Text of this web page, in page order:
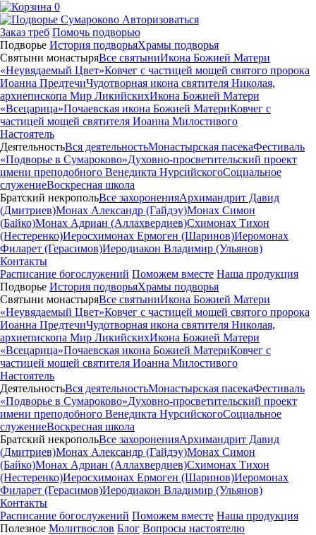
0
Авторизоваться
Заказ треб Помочь подворью
Подворье История подворьяХрамы подворья
Святыни монастыряВсе святыниИкона Божией Матери
«Неувядаемый Цвет»Ковчег с частицей мощей святого пророка
Иоанна ПредтечиЧудотворная икона святителя Николая,
архиепископа Мир ЛикийскихИкона Божией Матери
«Всецарица»Почаевская икона Божией МатериКовчег с
частицей мощей святителя Иоанна Милостивого
Настоятель
ДеятельностьВся деятельностьМонастырская пасекаФестиваль
«Подворье в Сумароково»Духовно-просветительский проект
имени преподобного Венедикта НурсийскогоСоциальное
служениеВоскресная школа
Братский некропольВсе захороненияАрхимандрит Давид
(Дмитриев)Монах Александр (Гайдэу)Монах Симон
(Байко)Монах Адриан (Аллахвердиев)Схимонах Тихон
(Нестеренко)Иеросхимонах Ермоген (Шаринов)Иеромонах
Филарет (Герасимов)Иеродиакон Владимир (Ульянов)
Контакты
Расписание богослужений Поможем вместе Наша продукция
Подворье История подворьяХрамы подворья
Святыни монастыряВсе святыниИкона Божией Матери
«Неувядаемый Цвет»Ковчег с частицей мощей святого пророка
Иоанна ПредтечиЧудотворная икона святителя Николая,
архиепископа Мир ЛикийскихИкона Божией Матери
«Всецарица»Почаевская икона Божией МатериКовчег с
частицей мощей святителя Иоанна Милостивого
Настоятель
ДеятельностьВся деятельностьМонастырская пасекаФестиваль
«Подворье в Сумароково»Духовно-просветительский проект
имени преподобного Венедикта НурсийскогоСоциальное
служениеВоскресная школа
Братский некропольВсе захороненияАрхимандрит Давид
(Дмитриев)Монах Александр (Гайдэу)Монах Симон
(Байко)Монах Адриан (Аллахвердиев)Схимонах Тихон
(Нестеренко)Иеросхимонах Ермоген (Шаринов)Иеромонах
Филарет (Герасимов)Иеродиакон Владимир (Ульянов)
Контакты
Расписание богослужений Поможем вместе Наша продукция
Полезное Молитвослов Блог Вопросы настоятелю